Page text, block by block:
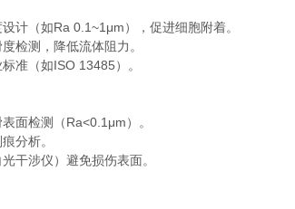
（如Ra 0.1~1μm），促进细胞附着。
测，降低流体阻力。
（如ISO 13485）。
检测（Ra<0.1μm）。
分析。
涉仪）避免损伤表面。